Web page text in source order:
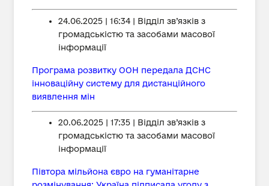
24.06.2025 | 16:34 | Відділ зв’язків з
громадськістю та засобами масової
інформації
Програма розвитку ООН передала ДСНС
інноваційну систему для дистанційного
виявлення мін
20.06.2025 | 17:35 | Відділ зв’язків з
громадськістю та засобами масової
інформації
Півтора мільйона євро на гуманітарне